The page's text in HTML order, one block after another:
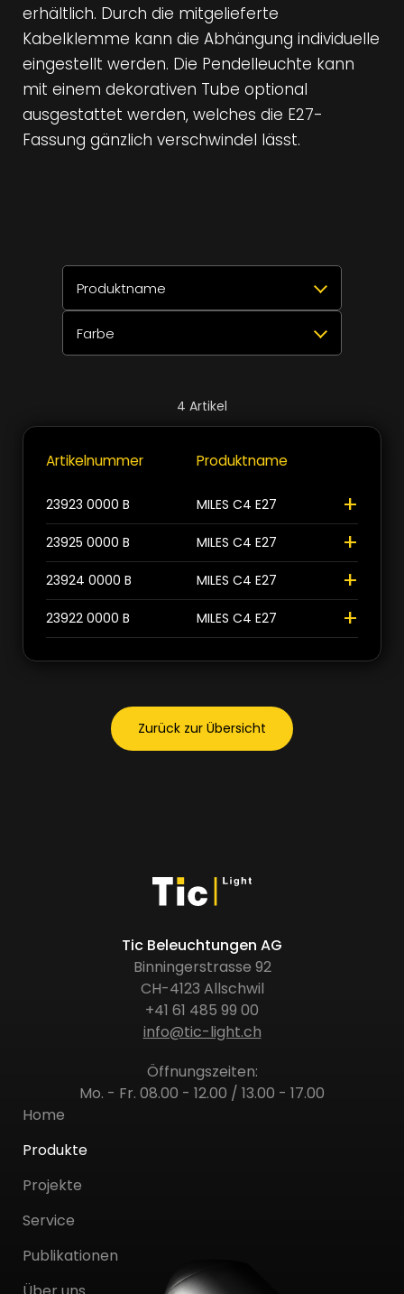
erhältlich. Durch die mitgelieferte
Kabelklemme kann die Abhängung individuelle
eingestellt werden. Die Pendelleuchte kann
mit einem dekorativen Tube optional
ausgestattet werden, welches die E27-
Fassung gänzlich verschwindel lässt.
Produktname
Alle auswählen ✕
Farbe
Amber 1
Mist
Smoke 1
4 Artikel
Artikelnummer Produktname
23923 0000 B MILES C4 E27 +
23925 0000 B MILES C4 E27 +
23924 0000 B MILES C4 E27 +
23922 0000 B MILES C4 E27 +
Zurück zur Übersicht
> >
Tic Beleuchtungen AG
Binningerstrasse 92
CH-4123 Allschwil
+41 61 485 99 00
info@tic-light.ch
Öffnungszeiten:
Mo. - Fr. 08.00 - 12.00 / 13.00 - 17.00
Home
Produkte
Projekte
Service
Publikationen